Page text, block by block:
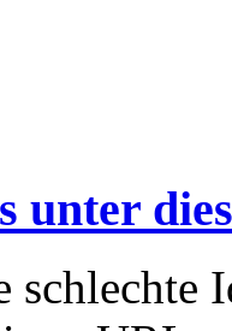
unter
schlechte